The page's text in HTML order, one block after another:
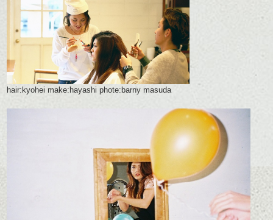
hair:kyohei make:hayashi phote:barny masuda